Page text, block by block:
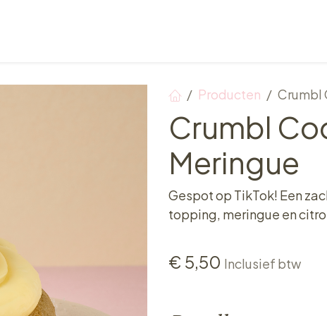
Producten Crumbl
Crumbl
Meringue
Gespot op TikTok! Een
topping, meringue en
€ 5,50 Inclusief btw